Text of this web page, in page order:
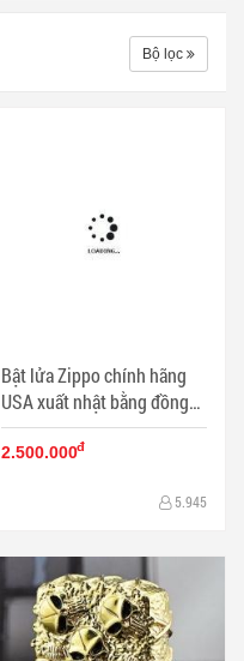
Bộ lọc
Bật lửa Zippo chính hãng
USA xuất nhật bằng đồng
mạ vàng bao quanh bởi các
hình đầu lâu - Mã SP:
2.500.000đ
5.945